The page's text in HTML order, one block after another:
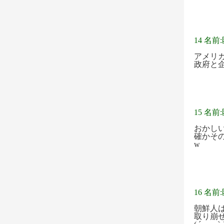
14 名前
アメリ
政府と
15 名前
おかし
確かそ
w
16 名前
朝鮮人
取り崩